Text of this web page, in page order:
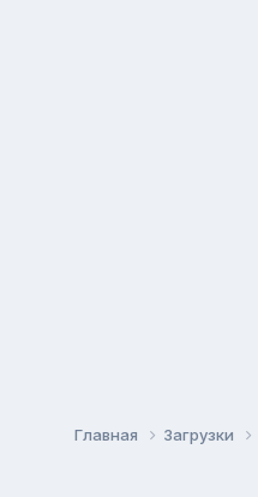
Главная Загрузки